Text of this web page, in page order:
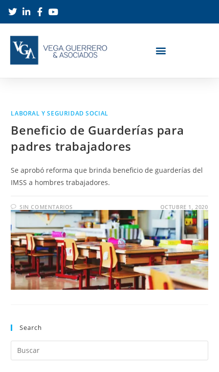
LABORAL Y SEGURIDAD SOCIAL
Beneficio de Guarderías para
padres trabajadores
Se aprobó reforma que brinda beneficio de guarderías del
IMSS a hombres trabajadores.
SIN COMENTARIOS OCTUBRE 1, 2020
Search